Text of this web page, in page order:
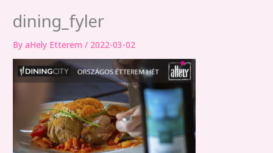
dining_fyler
ByaHely Etterem/ 2022-03-02